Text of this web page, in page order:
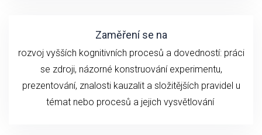
Zaměření se na
rozvoj vyšších kognitivních procesů a dovedností: práci
se zdroji, názorné konstruování experimentu,
prezentování, znalostikauzalit a složitějších pravidel u
témat nebo procesů a jejich vysvětlování